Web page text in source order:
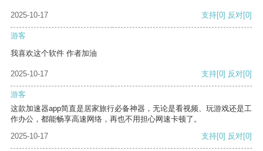
2025-10-17 支持[0] 反对[0]
游客
我喜欢这个软件 作者加油
2025-10-17 支持[0] 反对[0]
游客
这款加速器app简直是居家旅行必备神器，无论是看视频、玩游戏还是工
作办公，都能畅享高速网络，再也不用担心网速卡顿了。
2025-10-17
支持[0] 反对[0]